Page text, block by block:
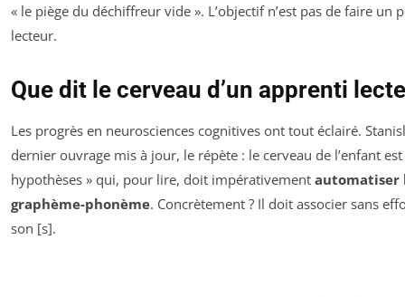
« le piège du déchiffreur vide ». L’objectif n’est pas de faire un
lecteur.
Que dit le cerveau d’un apprenti
Les progrès en neurosciences cognitives ont tout éclairé.
dernier ouvrage mis à jour, le répète : le cerveau de l’enfant
hypothèses » qui, pour lire, doit impérativement automatiser
graphème-phonème. Concrètement ? Il doit associer sans
son [s].